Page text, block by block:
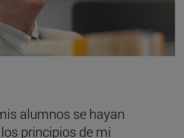
alumnos se hayan
principios de mi